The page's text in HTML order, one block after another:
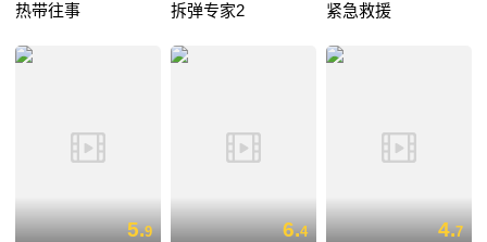
热带往事 拆弹专家2 紧急救援
5.9 6.4 4.7